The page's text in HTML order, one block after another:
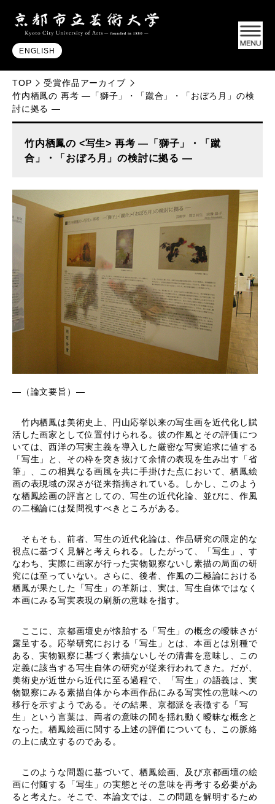
ENGLISH
TOP
受賞作品アーカイブ
竹内栖鳳の 再考 ―「獅子」・「蹴合」・「おぼろ月」の検
討に拠る ―
竹内栖鳳の <写生> 再考 ―「獅子」・「蹴
合」・「おぼろ月」の検討に拠る ―
―（論文要旨）―
竹内栖鳳は美術史上、円山応挙以来の写生画を近代化し賦
活した画家として位置付けられる。彼の作風とその評価につ
いては、西洋の写実主義を導入した厳密な写実追求に値する
「写生」と、その枠を突き抜けて余情の表現を生み出す「省
筆」、この相異なる画風を共に手掛けた点において、栖鳳絵
画の表現域の深さが従来指摘されている。しかし、このよう
な栖鳳絵画の評言としての、写生の近代化論、並びに、作風
の二極論には疑問視すべきところがある。
そもそも、前者、写生の近代化論は、作品研究の限定的な
視点に基づく見解と考えられる。したがって、「写生」、す
なわち、実際に画家が行った実物観察ないし素描の局面の研
究には至っていない。さらに、後者、作風の二極論における
栖鳳が果たした「写生」の革新は、実は、写生自体ではなく
本画にみる写実表現の刷新の意味を指す。
ここに、京都画壇史が懐胎する「写生」の概念の曖昧さが
露呈する。応挙研究における「写生」とは、本画とは別種で
ある、実物観察に基づく素描ないしその清書を意味し、この
定義に該当する写生自体の研究が従来行われてきた。だが、
美術史が近世から近代に至る過程で、「写生」の語義は、実
物観察にみる素描自体から本画作品にみる写実性の意味への
移行を示すようである。その結果、京都派を表徴する「写
生」という言葉は、両者の意味の間を揺れ動く曖昧な概念と
なった。栖鳳絵画に関する上述の評価についても、この脈絡
の上に成立するのである。
このような問題に基づいて、栖鳳絵画、及び京都画壇の絵
画に付随する「写生」の実態とその意味を再考する必要があ
ると考えた。そこで、本論文では、この問題を解明するため